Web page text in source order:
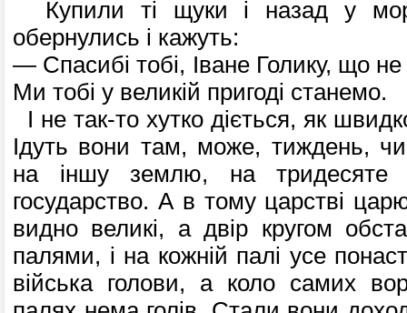
Купили ті щуки і назад у
обернулись і кажуть:
— Спасибі тобі, Іване Голику, що
Ми тобі у великій пригоді станемо.
І не так-то хутко діється, як
Ідуть вони там, може, тиждень,
на іншу землю, на тридесяте
государство. А в тому царстві
видно великі, а двір кругом
палями, і на кожній палі усе
війська голови, а коло самих